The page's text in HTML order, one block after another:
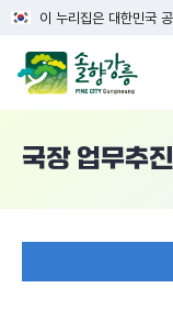
이 누리집은 대한민국
국장 업무추진